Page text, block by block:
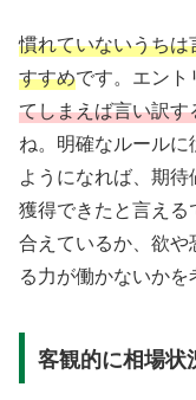
慣れていないうち
すすめです。エント
てしまえば言い訳す
ね。明確なルール
ようになれば、期
獲得できたと言え
合えているか、欲
る力が働かないかを
客観的に相場状